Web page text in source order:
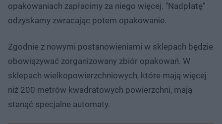
opakowaniach zapłacimy za niego więcej. "Nadpłatę"
odzyskamy zwracając potem opakowanie.
Zgodnie z nowymi postanowieniami w sklepach będzie
obowiązywać zorganizowany zbiór opakowań. W
sklepach wielkopowierzchniowych, które mają więcej
niż 200 metrów kwadratowych powierzchni, mają
stanąć specjalne automaty.